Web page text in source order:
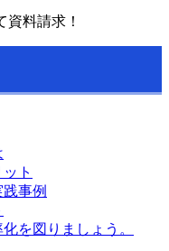
料請求！
ト
事例
を図りましょう。